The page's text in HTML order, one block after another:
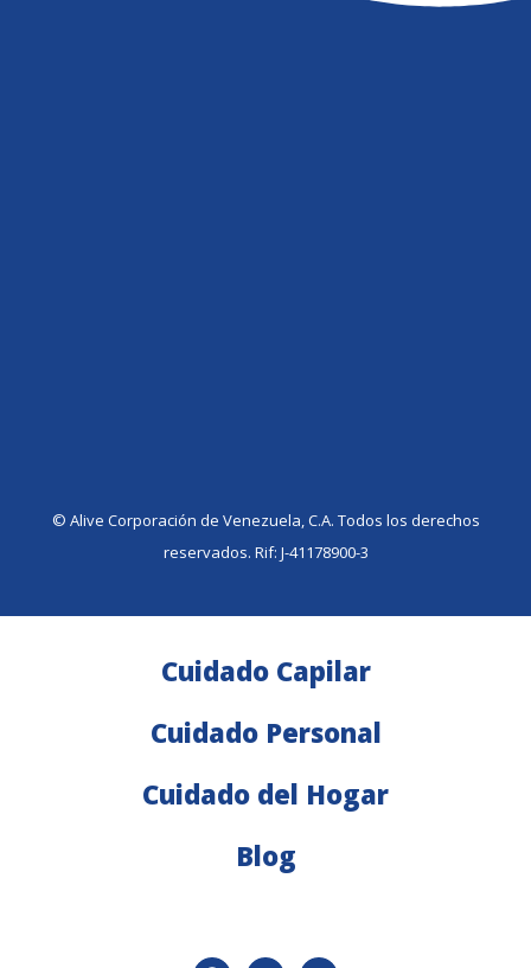
©️ Alive Corporación de Venezuela, C.A. Todos los derechos
reservados. Rif: J-41178900-3
Cuidado Capilar
Cuidado Personal
Cuidado del Hogar
Blog